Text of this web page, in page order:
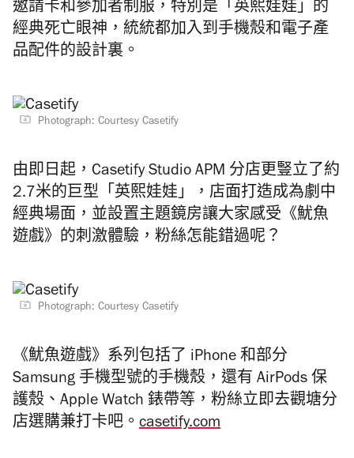
邀請卡和參加者制服，特別是「英熙娃娃」的
經典死亡眼神，統統都加入到手機殼和電子產
品配件的設計裏。
Photograph: Courtesy Casetify
由即日起，Casetify Studio APM 分店更豎立了約
2.7米的巨型「英熙娃娃」，店面打造成為劇中
經典場面，並設置主題鏡房讓大家感受《魷魚
遊戲》的刺激體驗，粉絲怎能錯過呢？
Photograph: Courtesy Casetify
《魷魚遊戲》系列包括了 iPhone 和部分
Samsung 手機型號的手機殼，還有 AirPods 保
護殼、Apple Watch 錶帶等，粉絲立即去觀塘分
店選購兼打卡吧。 casetify.com